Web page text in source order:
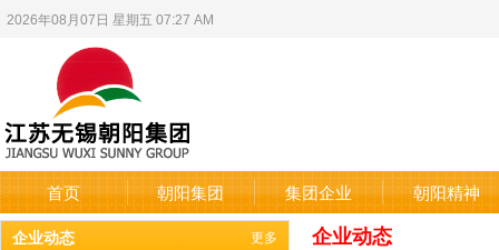
2026年08月07日 星期五 07:27 AM
首页 朝阳集团 集团企业 朝阳精神
企业动态
更多
企业动态